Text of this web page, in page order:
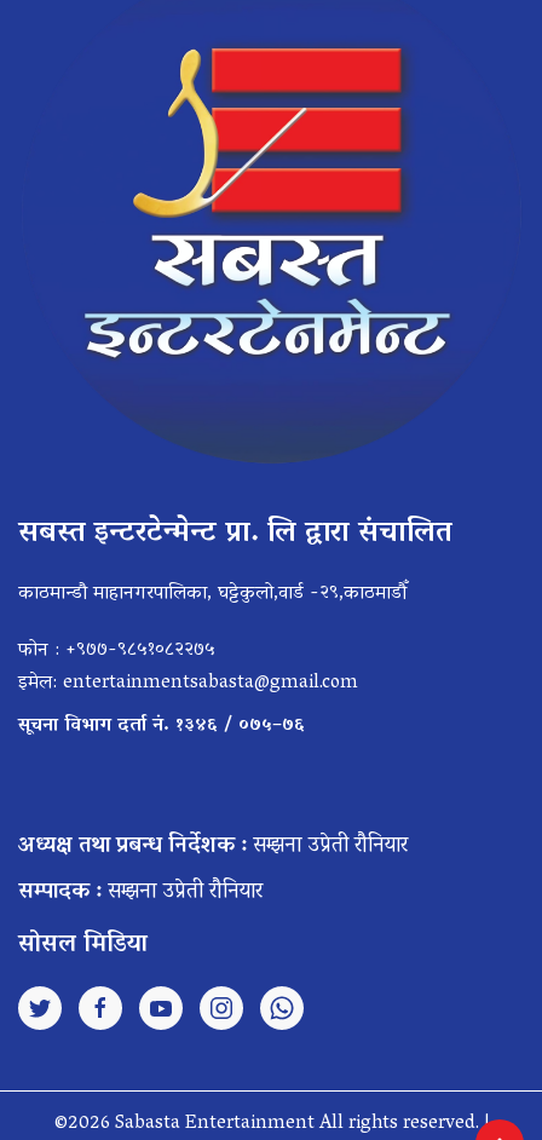
सबस्त इन्टरटेन्मेन्ट प्रा. लि द्वारा संचालित
काठमान्डौ माहानगरपालिका, घट्टेकुलो,वार्ड -२९,काठमाडौँ
फोन : +९७७-९८५१०८२२७५
इमेल: entertainmentsabasta@gmail.com
सूचना विभाग दर्ता नं. १३४६ / ०७५–७६
अध्यक्ष तथा प्रबन्ध निर्देशक :सम्झना उप्रेती रौनियार
सम्पादक :सम्झना उप्रेती रौनियार
सोसल मिडिया
©2026 Sabasta Entertainment All rights reserved. |